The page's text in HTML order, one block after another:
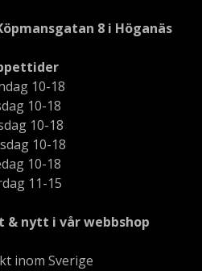
8 i Höganäs
10-18
10-18
10-18
10-18
10-18
11-15
& nytt i vår webbshop
inom Sverige